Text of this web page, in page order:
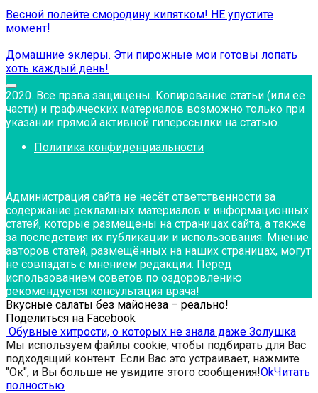
Весной полейте смородину кипятком! НЕ упустите
момент!
Домашние эклеры. Эти пирожные мои готовы лопать
хоть каждый день!
2020. Все права защищены. Копирование статьи (или ее
части) и графических материалов возможно только при
указании прямой активной гиперссылки на статью.
Политика конфиденциальности
Администрация сайта не несёт ответственности за
содержание рекламных материалов и информационных
статей, которые размещены на страницах сайта, а также
за последствия их публикации и использования. Мнение
авторов статей, размещённых на наших страницах, могут
не совпадать с мнением редакции. Перед
использованием советов по оздоровлению
рекомендуется консультация врача!
Вкусные салаты без майонеза – реально!
Поделиться на Facebook
Обувные хитрости, о которых не знала даже Золушка
Мы используем файлы cookie, чтобы подбирать для Вас
подходящий контент. Если Вас это устраивает, нажмите
"Ок", и Вы больше не увидите этого сообщения!OkЧитать
полностью